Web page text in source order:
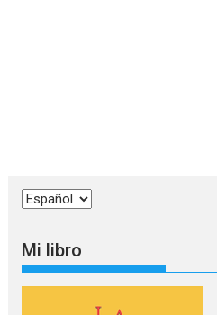
Elegir
idioma
Mi libro